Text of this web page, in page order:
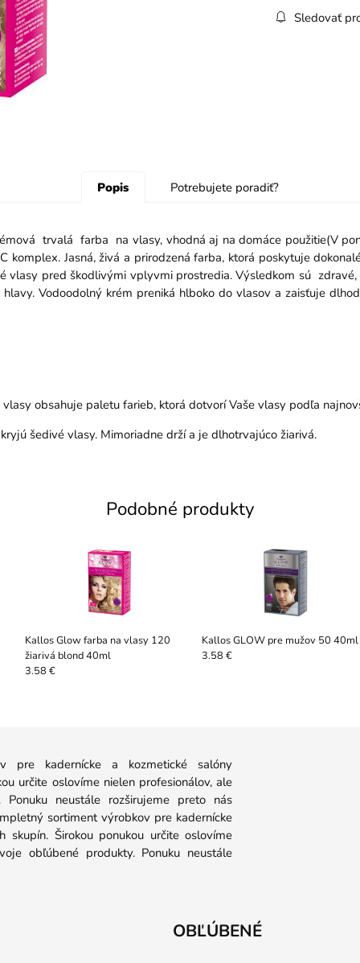
Sledovať
Popis Potrebujete poradiť?
trvalá farba na vlasy, vhodná aj na domáce použitie(V
Jasná, živá a prirodzená farba, ktorá poskytuje
vlasy pred škodlivými vplyvmi prostredia. Výsledkom sú
Vodoodolný krém preniká hlboko do vlasov a zaisťuje
obsahuje paletu farieb, ktorá dotvorí Vaše vlasy podľa
šedivé vlasy. Mimoriadne drží a je dlhotrvajúco žiarivá.
Podobné produkty
Kallos Glow farba na vlasy 120
žiarivá blond 40ml
3.58 €
Kallos GLOW pre mužov 50 40ml
3.58 €
pre kadernícke a kozmetické salóny
určite oslovíme nielen profesionálov, ale
neustále rozširujeme preto nás
sortiment výrobkov pre kadernícke
skupín. Širokou ponukou určite oslovíme
obľúbené produkty. Ponuku neustále
OBĽÚBENÉ